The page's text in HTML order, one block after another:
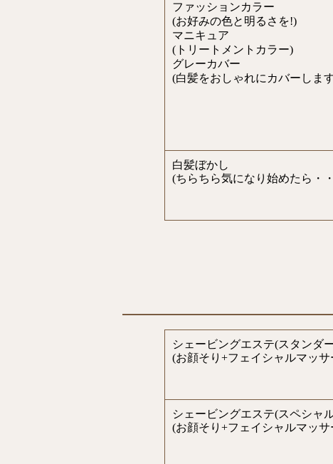
ファッションカラー
(お好みの色と明るさを!)
マニキュア
(トリートメントカラー)
グレーカバー
(白髪をおしゃれにカバーしま
白髪ぼかし
(ちらちら気になり始めたら・
シェービングエステ(スタンダ
(お顔そり+フェイシャルマッサ
シェービングエステ(スペシャ
(お顔そり+フェイシャルマッ